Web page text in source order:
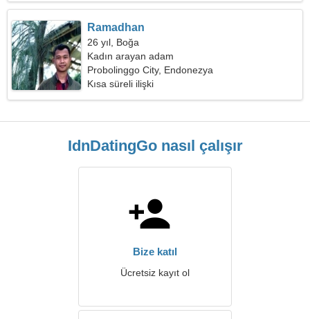
Ramadhan
26 yıl, Boğa
Kadın arayan adam
Probolinggo City, Endonezya
Kısa süreli ilişki
IdnDatingGo nasıl çalışır
Bize katıl
Ücretsiz kayıt ol